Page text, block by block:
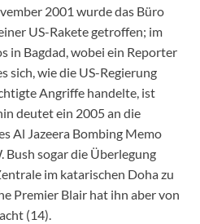
2001 wurde das Büro
US-Rakete getroffen; im
in Bagdad, wobei ein Reporter
sich, wie die US-Regierung
Angriffe handelte, ist
deutet ein 2005 an die
Al Jazeera Bombing Memo
Bush sogar die Überlegung
im katarischen Doha zu
Premier Blair hat ihn aber von
(14).